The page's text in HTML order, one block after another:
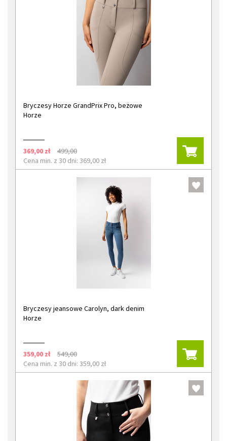
Bryczesy Horze GrandPrix Pro, beżowe
Horze
369,00 zł
499,00
Cena min. z 30 dni: 369,00 zł
Bryczesy jeansowe Carolyn, dark denim
Horze
359,00 zł
549,00
Cena min. z 30 dni: 359,00 zł